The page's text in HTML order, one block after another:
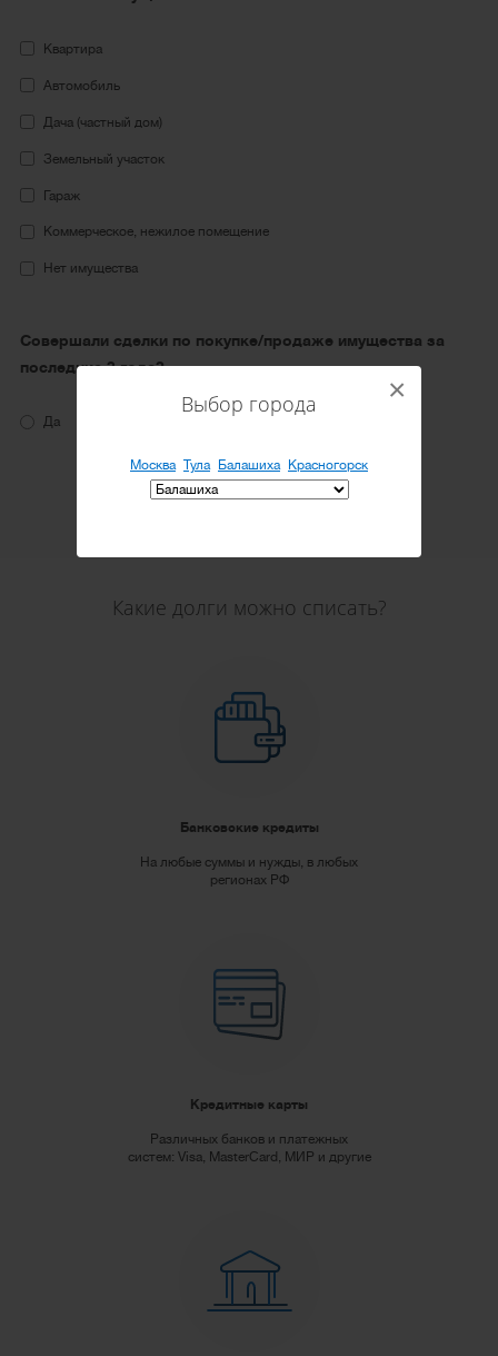
Выбор города
Москва Тула Балашиха Красногорск
×
Квартира
Автомобиль
Дача (частный дом)
Земельный участок
Гараж
Коммерческое, нежилое помещение
Нет имущества
Совершали сделки по покупке/продаже имущества за
последние 3 года?
Да
Рассчитать стоимость
Какие долги можно списать?
Банковские кредиты
На любые суммы и нужды, в любых
регионах РФ
Кредитные карты
Различных банков и платежных
систем: Visa, MasterCard, МИР и другие